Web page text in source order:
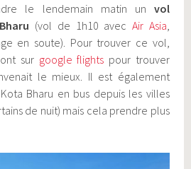
le lendemain matin un vol
(vol de 1h10 avec Air Asia,
en soute). Pour trouver ce vol,
sur google flights pour trouver
le mieux. Il est également
Bharu en bus depuis les villes
de nuit) mais cela prendre plus